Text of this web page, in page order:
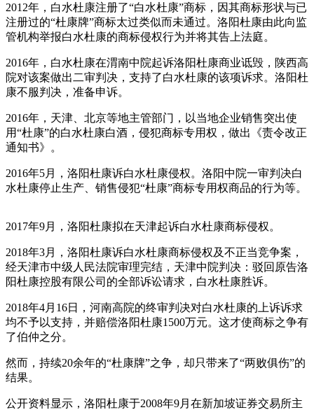
2012年，白水杜康注册了“白水杜康”商标，因其商标形状与已
注册过的“杜康牌”商标太过类似而未通过。洛阳杜康由此向监
管机构举报白水杜康的商标侵权行为并将其告上法庭。
2016年，白水杜康在渭南中院起诉洛阳杜康商业诋毁，陕西高
院对该案做出二审判决，支持了白水杜康的该项诉求。洛阳杜
康不服判决，准备申诉。
2016年，天津、北京等地主管部门，以当地企业销售突出使
用“杜康”的白水杜康白酒，侵犯商标专用权，做出《责令改正
通知书》。
2016年5月，洛阳杜康诉白水杜康侵权。洛阳中院一审判决白
水杜康停止生产、销售侵犯“杜康”商标专用权商品的行为等。
2017年9月，洛阳杜康拟在天津起诉白水杜康商标侵权。
2018年3月，洛阳杜康诉白水杜康商标侵权及不正当竞争案，
经天津市中级人民法院审理完结，天津中院判决：驳回原告洛
阳杜康控股有限公司的全部诉讼请求，白水杜康胜诉。
2018年4月16日，河南高院的终审判决对白水杜康的上诉诉求
均不予以支持，并赔偿洛阳杜康1500万元。这才使商标之争有
了伯仲之分。
然而，持续20余年的“杜康牌”之争，却只带来了“两败俱伤”的
结果。
公开资料显示，洛阳杜康于2008年9月在新加坡证券交易所主